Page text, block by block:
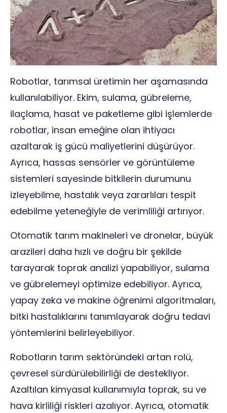
Robotlar, tarımsal üretimin her aşamasında
kullanılabiliyor. Ekim, sulama, gübreleme,
ilaçlama, hasat ve paketleme gibi işlemlerde
robotlar, insan emeğine olan ihtiyacı
azaltarak iş gücü maliyetlerini düşürüyor.
Ayrıca, hassas sensörler ve görüntüleme
sistemleri sayesinde bitkilerin durumunu
izleyebilme, hastalık veya zararlıları tespit
edebilme yeteneğiyle de verimliliği artırıyor.
Otomatik tarım makineleri ve dronelar, büyük
arazileri daha hızlı ve doğru bir şekilde
tarayarak toprak analizi yapabiliyor, sulama
ve gübrelemeyi optimize edebiliyor. Ayrıca,
yapay zeka ve makine öğrenimi algoritmaları,
bitki hastalıklarını tanımlayarak doğru tedavi
yöntemlerini belirleyebiliyor.
Robotların tarım sektöründeki artan rolü,
çevresel sürdürülebilirliği de destekliyor.
Azaltılan kimyasal kullanımıyla toprak, su ve
hava kirliliği riskleri azalıyor. Ayrıca, otomatik